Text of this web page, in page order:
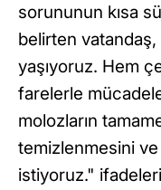
sorununun kısa
belirten vatandaş,
yaşıyoruz. Hem
farelerle
molozların
temizlenmesini ve
istiyoruz."